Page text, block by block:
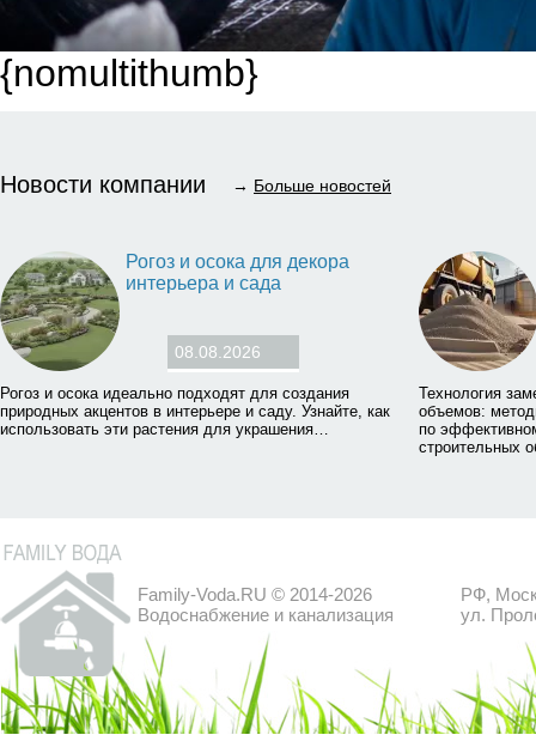
{nomultithumb}
Новости компании → Больше новостей
Рогоз и осока для декора
интерьера и сада
08.08.2026
Рогоз и осока идеально подходят для создания
природных акцентов в интерьере и саду. Узнайте, как
использовать эти растения для украшения…
Технология
объемов:
по
строительных
Family-Voda.RU © 2014-2026
Водоснабжение и канализация
РФ,
ул.